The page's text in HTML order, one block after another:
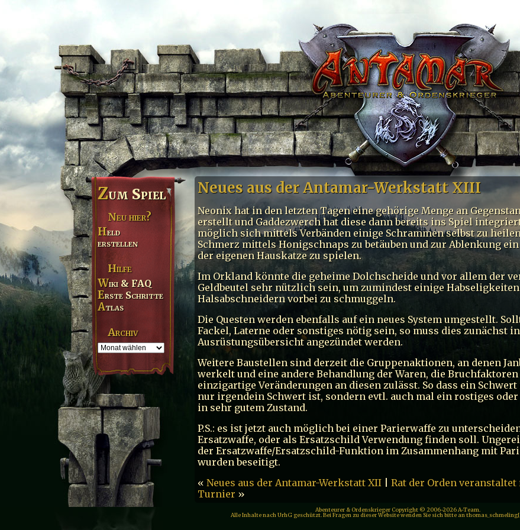
Zum Spiel
Neu hier?
Held
erstellen
Hilfe
Wiki & FAQ
Erste Schritte
Atlas
Archiv
Neues aus der Antamar-Werkstatt XIII
Neonix hat in den letzten Tagen eine gehörige Menge an
erstellt und Gaddezwerch hat diese dann bereits ins Spiel
möglich sich mittels Verbänden einige Schrammen selbst zu
Schmerz mittels Honigschnaps zu betäuben und zur Ablenkung
der eigenen Hauskatze zu spielen.
Im Orkland könnte die geheime Dolchscheide und vor allem der
Geldbeutel sehr nützlich sein, um zumindest einige
Halsabschneidern vorbei zu schmuggeln.
Die Questen werden ebenfalls auf ein neues System umgestellt.
Fackel, Laterne oder sonstiges nötig sein, so muss dies zunächst
Ausrüstungsübersicht angezündet werden.
Weitere Baustellen sind derzeit die Gruppenaktionen, an denen
werkelt und eine andere Behandlung der Waren, die
einzigartige Veränderungen an diesen zulässt. So dass ein
nur irgendein Schwert ist, sondern evtl. auch mal ein rostiges oder
in sehr gutem Zustand.
P.S.: es ist jetzt auch möglich bei einer Parierwaffe zu
Ersatzwaffe, oder als Ersatzschild Verwendung finden soll.
der Ersatzwaffe/Ersatzschild-Funktion im Zusammenhang mit
wurden beseitigt.
« Neues aus der Antamar-Werkstatt XII
Rat der Orden veranstaltet
Turnier »
Abenteurer & Ordenskrieger Copyright © 2006-2026 A-Team.
Alle Inhalte nach UrhG geschützt. Bei Fragen zu dieser Website wenden Sie sich bitte an